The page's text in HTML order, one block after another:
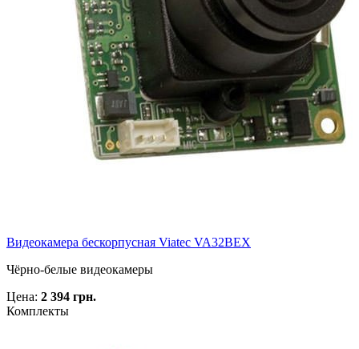
Видеокамера бескорпусная Viatec VA32BEX
Чёрно-белые видеокамеры
Цена: 2 394 грн.
Комплекты